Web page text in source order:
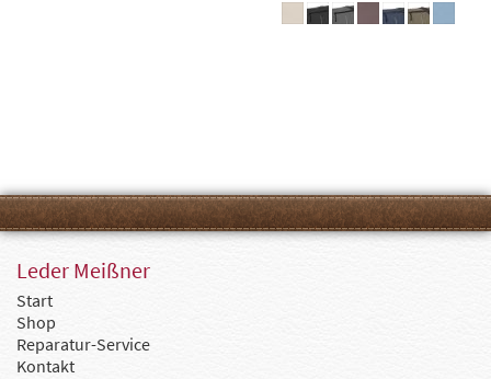
Leder Meißner
Start
Shop
Reparatur-Service
Kontakt